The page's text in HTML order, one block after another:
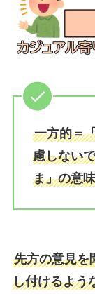
一方的＝
慮しない
ま」の意味
先方の意見を
し付けるよう